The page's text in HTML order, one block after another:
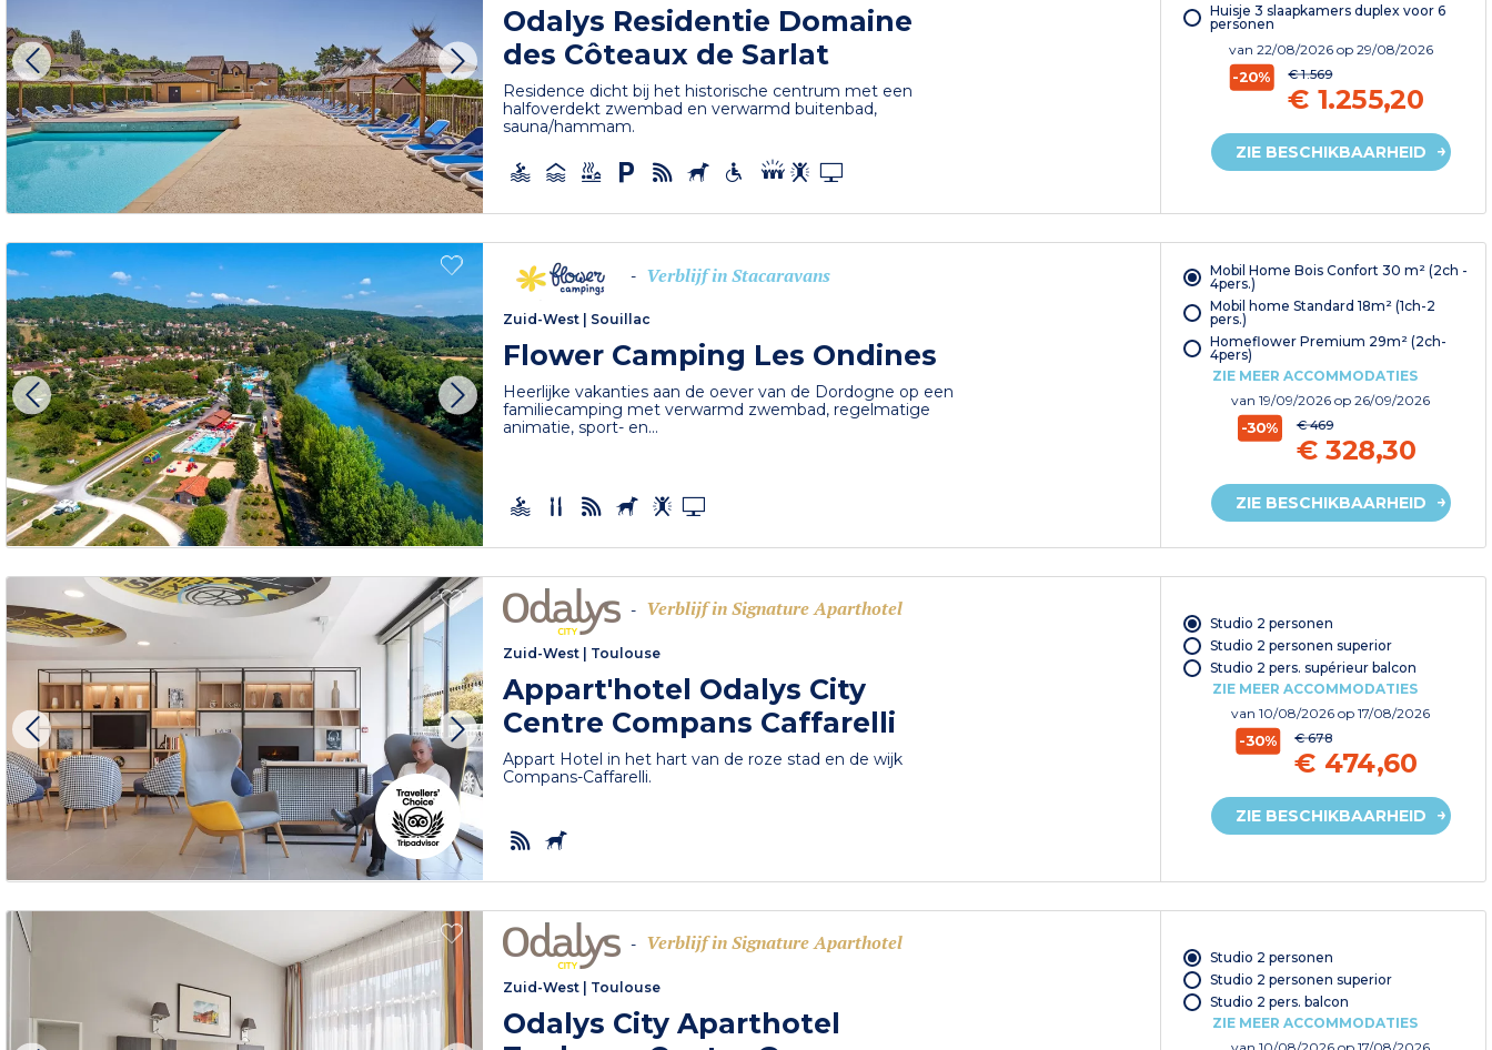
Odalys Residentie Domaine
des Côteaux de Sarlat
Residence dicht bij het historische centrum met een
halfoverdekt zwembad en verwarmd buitenbad,
sauna/hammam.
Huisje 3 slaapkamers duplex voor 6
personen
van 22/08/2026 op 29/08/2026
-20% € 1.569
€ 1.255,20
ZIE BESCHIKBAARHEID
- Verblijf in Stacaravans
Zuid-West Souillac
Flower Camping Les Ondines
Heerlijke vakanties aan de oever van de Dordogne op een
familiecamping met verwarmd zwembad, regelmatige
animatie, sport- en...
Mobil Home Bois Confort 30 m² (2ch -
4pers.)
Mobil home Standard 18m² (1ch-2
pers.)
Homeflower Premium 29m² (2ch-
4pers)
ZIE MEER ACCOMMODATIES
van19/09/2026op 26/09/2026
-30% € 469
€ 328,30
ZIE BESCHIKBAARHEID
- Verblijf in Signature Aparthotel
Zuid-West Toulouse
Appart'hotel Odalys City
Centre Compans Caffarelli
Appart Hotel in het hart van de roze stad en de wijk
Compans-Caffarelli.
Studio 2 personen
Studio 2 personen superior
Studio 2 pers. supérieur balcon
ZIE MEER ACCOMMODATIES
van10/08/2026op 17/08/2026
-30% € 678
€ 474,60
ZIE BESCHIKBAARHEID
- Verblijf in Signature Aparthotel
Zuid-West | Toulouse
Odalys City Aparthotel
Studio 2 personen
Studio 2 personen superior
Studio 2 pers. balcon
ZIE MEER ACCOMMODATIES